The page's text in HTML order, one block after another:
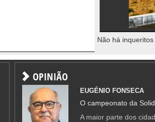
Não há inqueritos
OPINIÃO
EUGÉNIO FONSECA
O campeonato da
A maior parte dos